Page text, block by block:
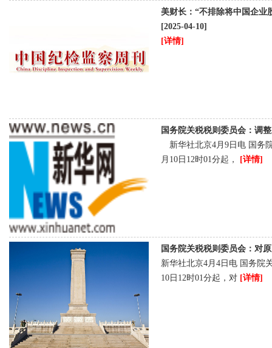
美财长：“不排除将中国企业
[2025-04-10]
[详情]
国务院关税税则委员会：调
新华社北京4月9日电 国务
月10日12时01分起，
[详情]
国务院关税税则委员会：对
新华社北京4月4日电 国务院
10日12时01分起，对 [详情]